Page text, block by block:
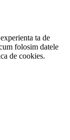
ta de
folosim datele
de cookies.